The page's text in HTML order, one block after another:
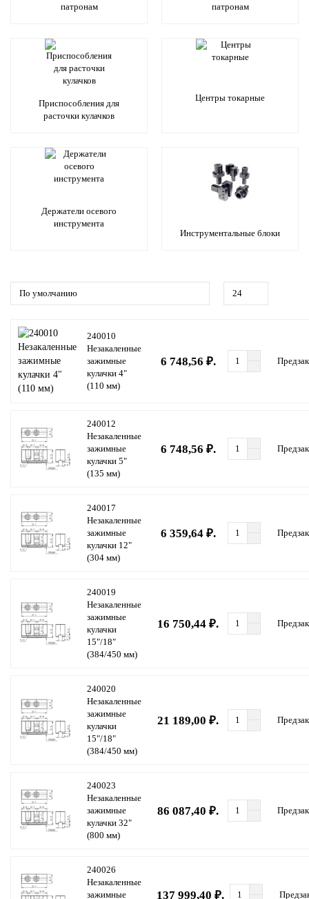
патронам
патронам
Приспособления для
расточки кулачков
Центры токарные
Держатели осевого
инструмента
Инструментальные блоки
240010
Незакаленные
зажимные
кулачки 4"
(110 мм)
6 748,56 ₽.
240012
Незакаленные
зажимные
кулачки 5"
(135 мм)
6 748,56 ₽.
240017
Незакаленные
зажимные
кулачки 12"
(304 мм)
6 359,64 ₽.
240019
Незакаленные
зажимные
кулачки
15"/18"
(384/450 мм)
16 750,44 ₽.
240020
Незакаленные
зажимные
кулачки
15"/18"
(384/450 мм)
21 189,00 ₽.
240023
Незакаленные
зажимные
кулачки 32"
(800 мм)
86 087,40 ₽.
240026
Незакаленные
зажимные
137 999,40 ₽.